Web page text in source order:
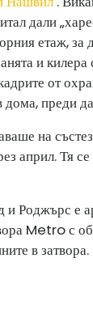
дали
етаж, за
и килера
от
дома, преди
на
април. Тя се
и Роджърс е
Metro с
в затвора.